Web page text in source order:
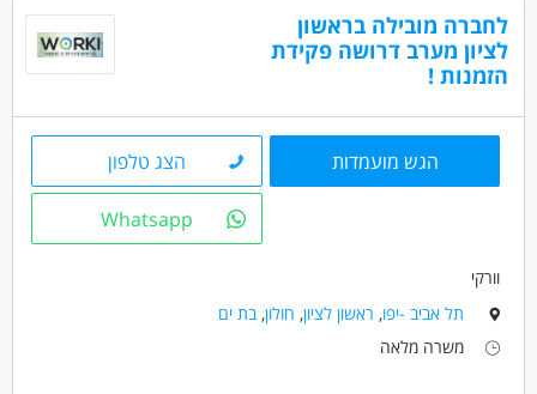
לחברה מובילה בראשון
לציון מערב דרושה פקידת
הזמנות !
הגש מועמדות הצג טלפון
Whatsapp
וורקי
תל אביב -יפו, ראשון לציון, חולון,בת ים
משרה מלאה